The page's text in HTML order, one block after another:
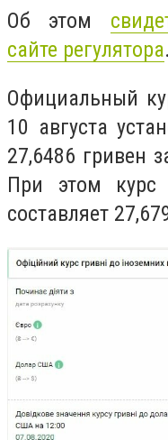
Об этом
сайте регулятора.
Официальный
10 августа
27,6486 гривен
При этом курс
составляет